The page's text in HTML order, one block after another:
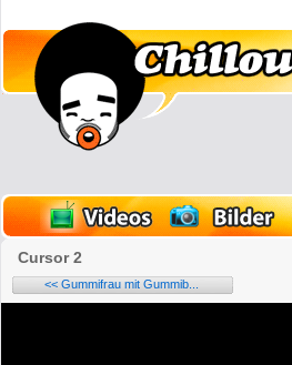
Cursor 2
<< Gummifrau mit Gummib...